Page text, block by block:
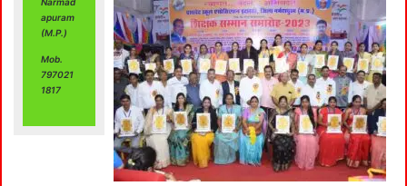
apuram
(M.P.)
Mob.
797021
1817